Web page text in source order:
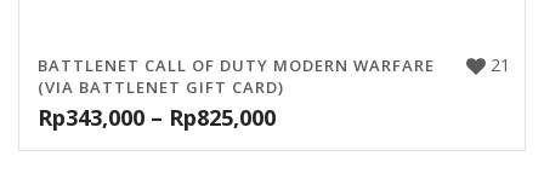
21
BATTLENET CALL OF DUTY MODERN WARFARE
(VIA BATTLENET GIFT CARD)
Rp343,000 – Rp825,000